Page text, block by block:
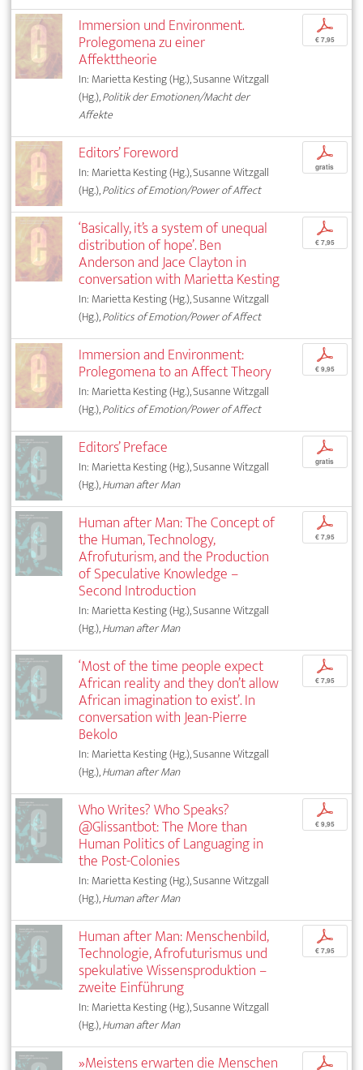
Immersion und Environment.
Prolegomena zu einer
Affekttheorie
In: Marietta Kesting (Hg.), Susanne Witzgall
(Hg.),Politik der Emotionen/Macht der
Affekte
p
€ 7,95
Editors’ Foreword
In: Marietta Kesting (Hg.), Susanne Witzgall
(Hg.),Politics of Emotion/Power of Affect
p
gratis
‘Basically, it’s a system of unequal
distribution of hope’. Ben
Anderson and Jace Clayton in
conversation with Marietta Kesting
In: Marietta Kesting (Hg.), Susanne Witzgall
(Hg.),Politics of Emotion/Power of Affect
p
€ 7,95
Immersion and Environment:
Prolegomena to an Affect Theory
In: Marietta Kesting (Hg.), Susanne Witzgall
(Hg.),Politics of Emotion/Power of Affect
p
€ 9,95
Editors’ Preface
In: Marietta Kesting (Hg.), Susanne Witzgall
(Hg.),Human after Man
p
gratis
Human after Man: The Concept of
the Human, Technology,
Afrofuturism, and the Production
of Speculative Knowledge –
Second Introduction
In: Marietta Kesting (Hg.), Susanne Witzgall
(Hg.),Human after Man
p
€ 7,95
‘Most of the time people expect
African reality and they don’t allow
African imagination to exist’. In
conversation with Jean-Pierre
Bekolo
In: Marietta Kesting (Hg.), Susanne Witzgall
(Hg.),Human after Man
p
€ 7,95
Who Writes? Who Speaks?
@Glissantbot: The More than
Human Politics of Languaging in
the Post-Colonies
In: Marietta Kesting (Hg.), Susanne Witzgall
(Hg.),Human after Man
p
€ 9,95
Human after Man: Menschenbild,
Technologie, Afrofuturismus und
spekulative Wissensproduktion –
zweite Einführung
In: Marietta Kesting (Hg.), Susanne Witzgall
(Hg.),Human after Man
p
€ 7,95
»Meistens erwarten die Menschen p